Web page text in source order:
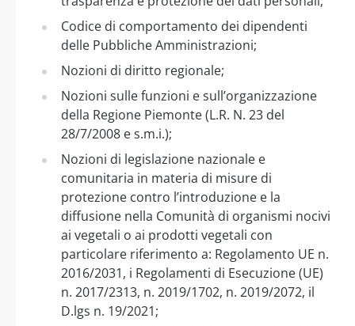
Codice di comportamento dei dipendenti
delle Pubbliche Amministrazioni;
Nozioni di diritto regionale;
Nozioni sulle funzioni e sull’organizzazione
della Regione Piemonte (L.R. N. 23 del
28/7/2008 e s.m.i.);
Nozioni di legislazione nazionale e
comunitaria in materia di misure di
protezione contro l’introduzione e la
diffusione nella Comunità di organismi nocivi
ai vegetali o ai prodotti vegetali con
particolare riferimento a: Regolamento UE n.
2016/2031, i Regolamenti di Esecuzione (UE)
n. 2017/2313, n. 2019/1702, n. 2019/2072, il
D.lgs n. 19/2021;